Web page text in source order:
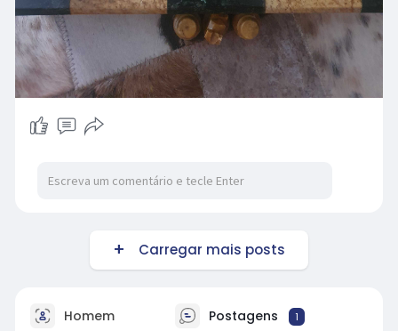
Carregar mais posts
Homem Postagens 1